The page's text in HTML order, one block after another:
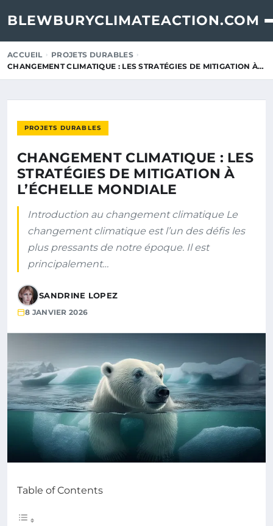
BLEWBURYCLIMATEACTION.COM
ACCUEIL
PROJETS DURABLES
CHANGEMENT CLIMATIQUE : LES STRATÉGIES DE MITIGATION À…
PROJETS DURABLES
CHANGEMENT CLIMATIQUE : LES
STRATÉGIES DE MITIGATION À
L’ÉCHELLE MONDIALE
Introduction au changement climatique Le
changement climatique est l’un des défis les
plus pressants de notre époque. Il est
principalement…
SANDRINE LOPEZ
8 JANVIER 2026
Table of Contents